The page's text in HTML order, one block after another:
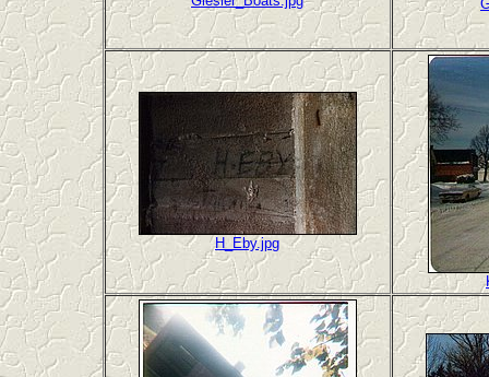
H_Eby.jpg